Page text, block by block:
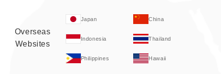
Overseas
Websites
Japan China
Indonesia Thailand
Philippines Hawaii